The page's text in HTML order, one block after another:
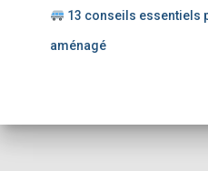
13 conseils essentiels
aménagé